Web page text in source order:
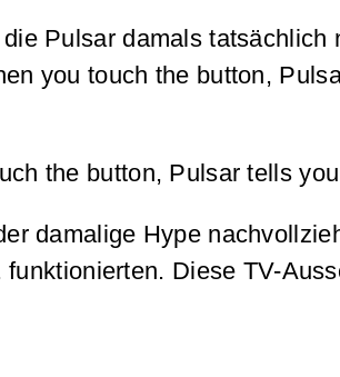
Pulsar damals
you touch the button,
the button, Pulsar tells
damalige Hype
funktionierten. Diese TV-